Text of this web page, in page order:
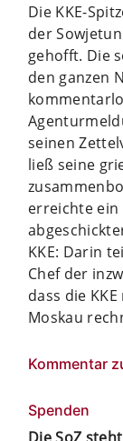
Die KKE-
der
gehofft. Die
den ganzen
seinen
ließ seine
erreichte
KKE: Darin
Chef der
dass die
Moskau
Kommentar
Spenden